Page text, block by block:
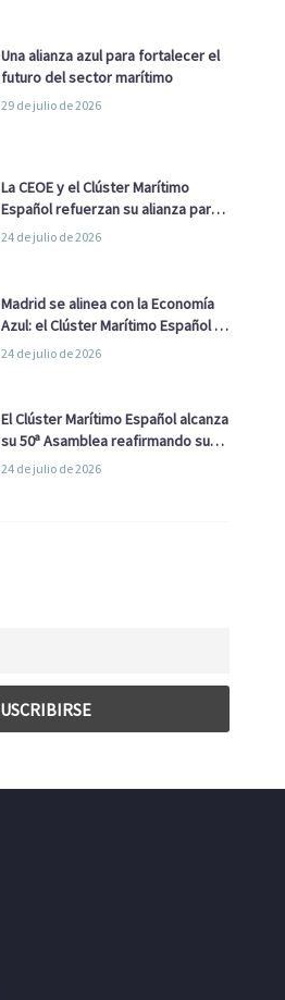
Una alianza azul para fortalecer el
futuro del sector marítimo
29 de julio de 2026
La CEOE y el Clúster Marítimo
Español refuerzan su alianza para
impulsar una estrategia Nacional
24 de julio de 2026
Madrid se alinea con la Economía
Azul: el Clúster Marítimo Español y
la Real Liga Naval avanzan alianzas
24 de julio de 2026
El Clúster Marítimo Español alcanza
su 50ª Asamblea reafirmando su
liderazgo en la Economía Azul
24 de julio de 2026